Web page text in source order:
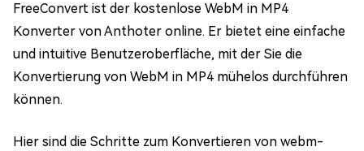
FreeConvert ist der kostenlose WebM in MP4
Konverter von Anthoter online. Er bietet eine einfache
und intuitive Benutzeroberfläche, mit der Sie die
Konvertierung von WebM in MP4 mühelos durchführen
können.
Hier sind die Schritte zum Konvertieren von webm-